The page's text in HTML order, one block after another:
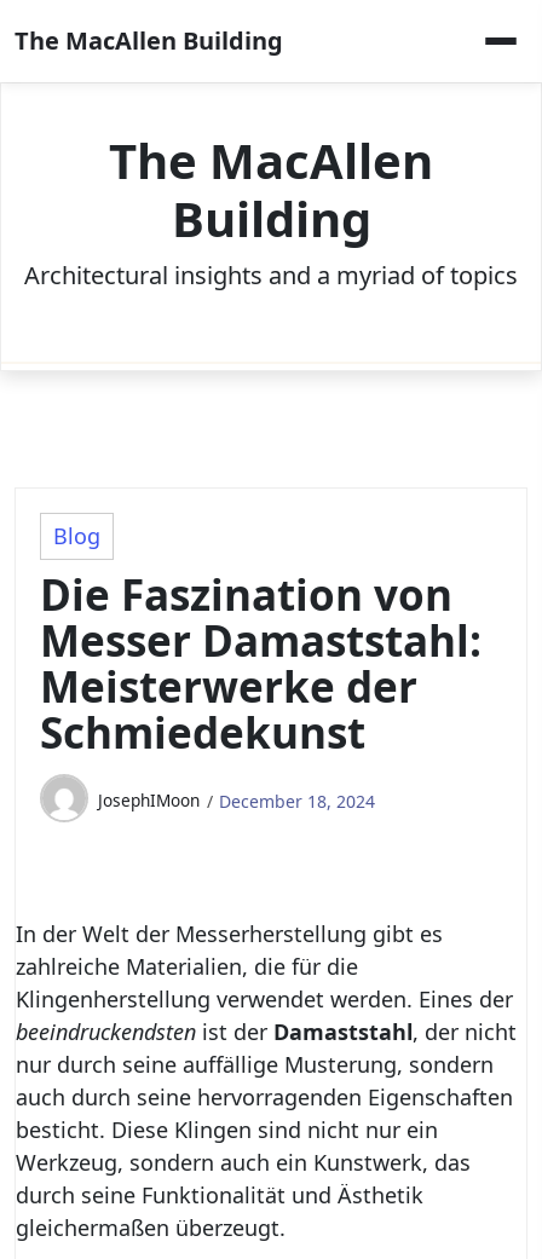
to
content
The MacAllen Building
The MacAllen
Building
Architectural insights and a myriad of topics
Blog
Die Faszination von
Messer Damaststahl:
Meisterwerke der
Schmiedekunst
JosephIMoon December 18, 2024
In der Welt der Messerherstellung gibt es
zahlreiche Materialien, die für die
Klingenherstellung verwendet werden. Eines der
beeindruckendsten ist der Damaststahl, der nicht
nur durch seine auffällige Musterung, sondern
auch durch seine hervorragenden Eigenschaften
besticht. Diese Klingen sind nicht nur ein
Werkzeug, sondern auch ein Kunstwerk, das
durch seine Funktionalität und Ästhetik
gleichermaßen überzeugt.